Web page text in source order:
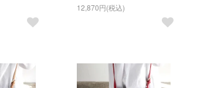
12,870円(税込)